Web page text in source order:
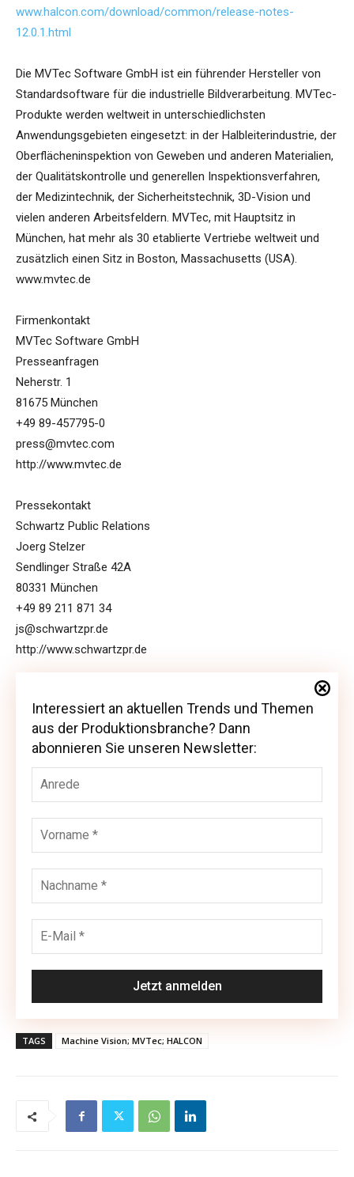
www.halcon.com/download/common/release-notes-
12.0.1.html
Die MVTec Software GmbH ist ein führender Hersteller von
Standardsoftware für die industrielle Bildverarbeitung. MVTec-
Produkte werden weltweit in unterschiedlichsten
Anwendungsgebieten eingesetzt: in der Halbleiterindustrie, der
Oberflächeninspektion von Geweben und anderen Materialien,
der Qualitätskontrolle und generellen Inspektionsverfahren,
der Medizintechnik, der Sicherheitstechnik, 3D-Vision und
vielen anderen Arbeitsfeldern. MVTec, mit Hauptsitz in
München, hat mehr als 30 etablierte Vertriebe weltweit und
zusätzlich einen Sitz in Boston, Massachusetts (USA).
www.mvtec.de
Firmenkontakt
MVTec Software GmbH
Presseanfragen
Neherstr. 1
81675 München
+49 89-457795-0
press@mvtec.com
http://www.mvtec.de
Pressekontakt
Schwartz Public Relations
Joerg Stelzer
Sendlinger Straße 42A
80331 München
+49 89 211 871 34
js@schwartzpr.de
http://www.schwartzpr.de
Interessiert an aktuellen Trends und Themen
aus der Produktionsbranche? Dann abonnieren
Sie unseren Newsletter:
Interessiert an aktuellen Trends und Themen
aus der Produktionsbranche? Dann
abonnieren Sie unseren Newsletter:
TAGS Machine Vision; MVTec; HALCON